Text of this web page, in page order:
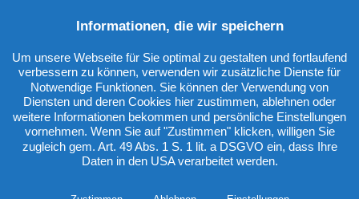
KATEGORIEN
Informationen, die wir speichern
Um unsere Webseite für Sie optimal zu gestalten und fortlaufend
verbessern zu können, verwenden wir zusätzliche Dienste für
Notwendige Funktionen. Sie können der Verwendung von
Diensten und deren Cookies hier zustimmen, ablehnen oder
weitere Informationen bekommen und persönliche Einstellungen
vornehmen. Wenn Sie auf "Zustimmen" klicken, willigen Sie
zugleich gem. Art. 49 Abs. 1 S. 1 lit. a DSGVO ein, dass Ihre
Daten in den USA verarbeitet werden.